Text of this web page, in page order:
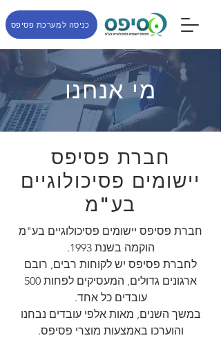
כניסה למערכת פסיפס
מי אנחנו
חברת פסיפס
יישומים פסיכולוגיים
בע"מ
חברת פסיפס יישומים פסיכולוגיים בע"מ
הוקמה בשנת 1993.
לחברת פסיפס יש לקוחות רבים, רובם
ארגונים גדולים, המעסיקים לפחות 500
עובדים כל אחד.
במשך השנים, מאות אלפי עובדים נבחנו
והוערכו באמצעות מוצרי פסיפס.